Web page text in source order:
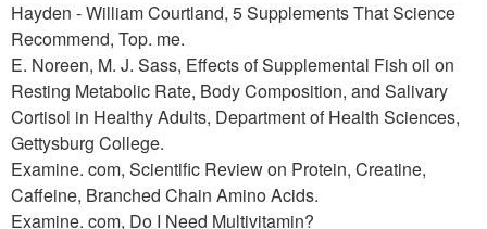
Hayden - William Courtland, 5 Supplements That Science
Recommend, Top. me.
E. Noreen, M. J. Sass, Effects of Supplemental Fish oil on
Resting Metabolic Rate, Body Composition, and Salivary
Cortisol in Healthy Adults, Department of Health Sciences,
Gettysburg College.
Examine. com, Scientific Review on Protein, Creatine,
Caffeine, Branched Chain Amino Acids.
Examine. com, Do I Need Multivitamin?